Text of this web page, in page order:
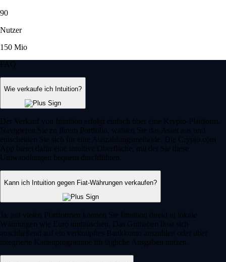
90
Nutzer
150 Mio
FAQ
Wie verkaufe ich Intuition?
Der Verkauf von Intuition erfolgt einfach über eine Krypto-Plattform.
Navigieren Sie zu Ihrem Portfolio, wählen Sie das Asset aus und
entscheiden Sie sich für eine Auszahlungsmethode. Die Crypto.com
App bietet dafür eine intuitive Oberfläche, mit der Sie diese
Umwandlungen bequem durchführen.
Kann ich Intuition gegen Fiat-Währungen verkaufen?
Ja, auf vielen Plattformen können Sie Intuition direkt in lokale
Währungen wie Euro umtauschen. Das Guthaben lässt sich
anschließend auf ein verknüpftes Bankkonto auszahlen oder über
integrierte Kartenprogramme für tägliche Ausgaben nutzen.